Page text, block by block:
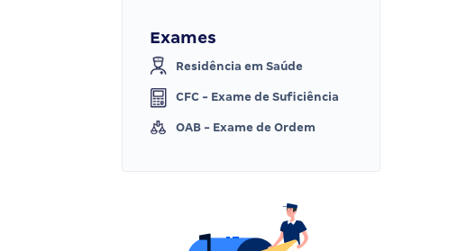
Exames
Residência em Saúde
CFC - Exame de Suficiência
OAB - Exame de Ordem